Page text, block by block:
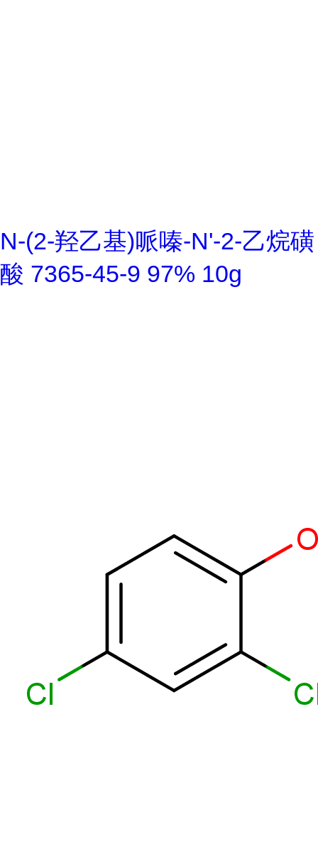
N-(2-羟乙基)哌嗪-N'-2-乙烷磺
酸 7365-45-9 97% 10g